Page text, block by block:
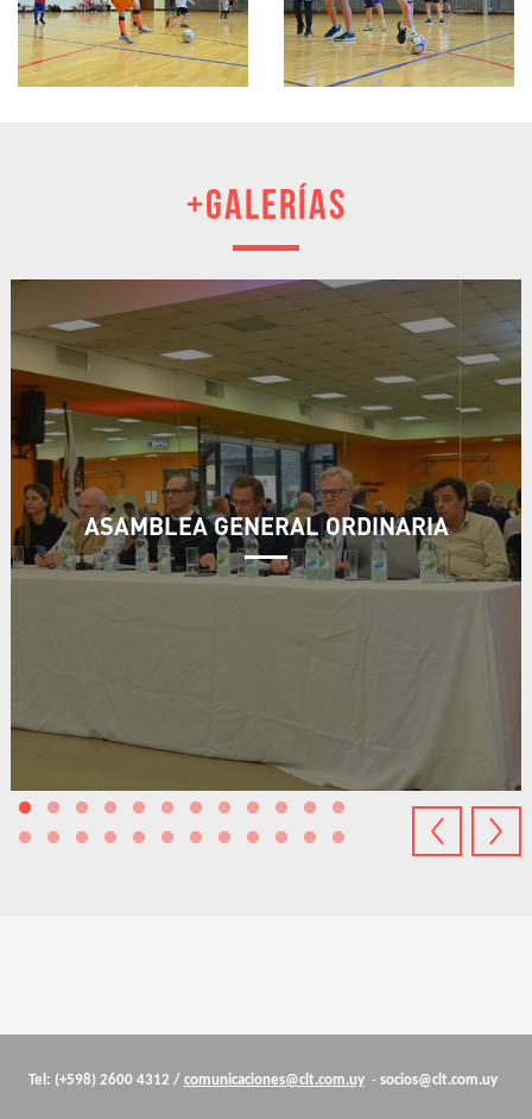
+GALERÍAS
ASAMBLEA GENERAL ORDINARIA
Cuerpo
Tel: (+598) 2600 4312 / comunicaciones@clt.com.uy- socios@clt.com.uy